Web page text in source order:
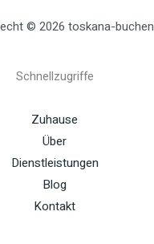
© 2026 toskana-buchen
Schnellzugriffe
Zuhause
Über
Dienstleistungen
Blog
Kontakt